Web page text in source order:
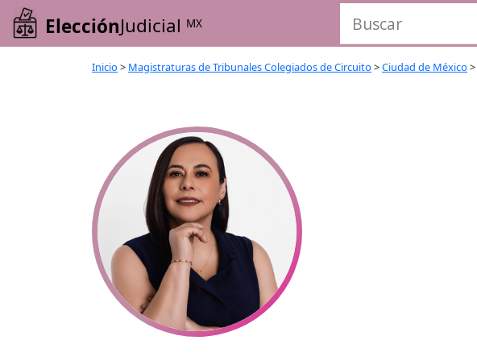
ElecciónJudicial MX
Inicio > Magistraturas de Tribunales Colegiados de Circuito >Ciudad de México >